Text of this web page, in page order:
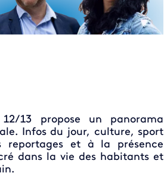
13 propose un panorama
Infos du jour, culture, sport
et à la présence
dans la vie des habitants et